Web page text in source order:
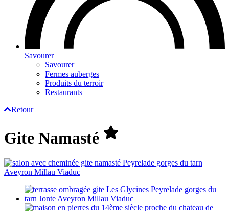
Savourer
Savourer
Fermes auberges
Produits du terroir
Restaurants
Retour
Gite Namasté